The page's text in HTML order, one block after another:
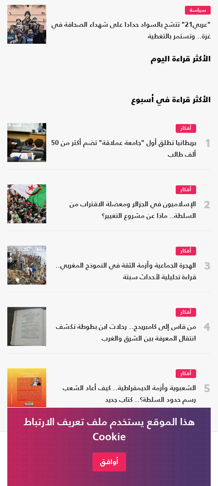
سياسة
"عربي21" تتشح بالسواد حدادا على شهداء الصحافة في
غزة.. وتستمر بالتغطية
الأكثر قراءة اليوم
الأكثر قراءة في أسبوع
1
أفكار
بريطانيا تطلق أول "جامعة عملاقة" تضم أكثر من 50
ألف طالب
2
أفكار
الإسلاميون في الجزائر ومعضلة الاقتراب من
السلطة.. ماذا عن مشروع التغيير؟
3
أفكار
الهجرة الجماعية وأزمة الثقة في النموذج المغربي..
قراءة تحليلية لأحداث سبتة
4
أفكار
من فاس إلى كامبريدج.. رحلات ابن بطوطة تكشف
انتقال المعرفة بين الشرق والغرب
5
أفكار
الشعبوية وأزمة الديمقراطية.. كيف أعاد الشعب
رسم حدود السلطة؟.. كتاب جديد
آراء
كتاب عربي21
قضايا وآراء
هذا الموقع يستخدم ملف تعريف الارتباط
Cookie
أوافق